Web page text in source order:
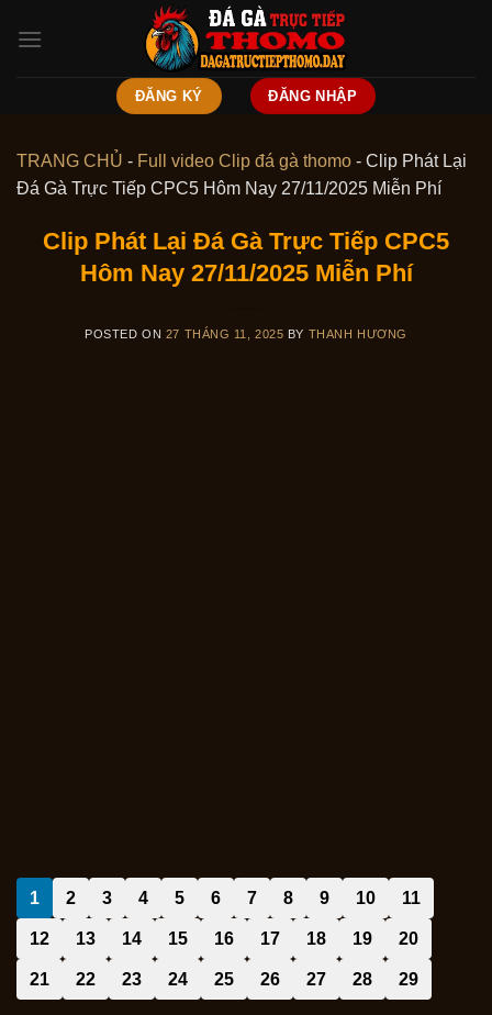
ĐĂNG KÝ ĐĂNG NHẬP
TRANG CHỦ - Full video Clip đá gà thomo - Clip Phát Lại
Đá Gà Trực Tiếp CPC5 Hôm Nay 27/11/2025 Miễn Phí
Clip Phát Lại Đá Gà Trực Tiếp CPC5
Hôm Nay 27/11/2025 Miễn Phí
POSTED ON 27 THÁNG 11, 2025 BY THANH HƯƠNG
1 2 3 4 5 6 7 8 9 10 11
12 13 14 15 16 17 18 19 20
21 22 23 24 25 26 27 28 29